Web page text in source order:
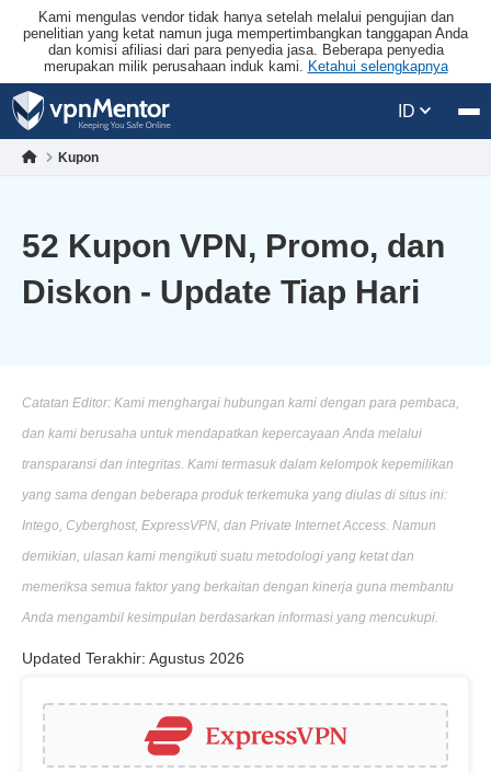
Kami mengulas vendor tidak hanya setelah melalui pengujian dan
penelitian yang ketat namun juga mempertimbangkan tanggapan Anda
dan komisi afiliasi dari para penyedia jasa. Beberapa penyedia
merupakan milik perusahaan induk kami. Ketahui selengkapnya
ID
Kupon
52 Kupon VPN, Promo, dan
Diskon - Update Tiap Hari
Catatan Editor: Kami menghargai hubungan kami dengan para pembaca,
dan kami berusaha untuk mendapatkan kepercayaan Anda melalui
transparansi dan integritas. Kami termasuk dalam kelompok kepemilikan
yang sama dengan beberapa produk terkemuka yang diulas di situs ini:
Intego, Cyberghost, ExpressVPN, dan Private Internet Access. Namun
demikian, ulasan kami mengikuti suatu metodologi yang ketat dan
memeriksa semua faktor yang berkaitan dengan kinerja guna membantu
Anda mengambil kesimpulan berdasarkan informasi yang mencukupi.
Updated Terakhir: Agustus 2026